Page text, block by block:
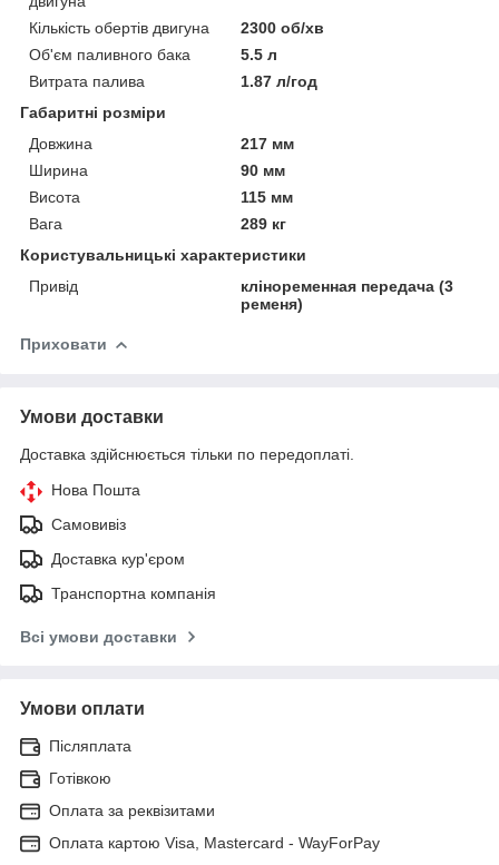
Кількість обертів двигуна
2300 об/хв
Об'єм паливного бака
5.5 л
Витрата палива
1.87 л/год
Габаритні розміри
Довжина
217 мм
Ширина
90 мм
Висота
115 мм
Вага
289 кг
Користувальницькі характеристики
Привід
кліноременная передача (3
ременя)
Приховати
Умови доставки
Доставка здійснюється тільки по передоплаті.
Нова Пошта
Самовивіз
Доставка кур'єром
Транспортна компанія
Всі умови доставки
Умови оплати
Післяплата
Готівкою
Оплата за реквізитами
Оплата картою Visa, Mastercard - WayForPay